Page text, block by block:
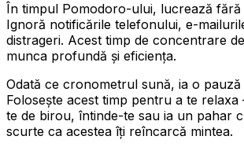
În timpul Pomodoro-ului, lucrează
Ignoră notificările telefonului, e-
distrageri. Acest timp de concentrare
munca profundă și eficiența.
Odată ce cronometrul sună, ia o pauză
Folosește acest timp pentru a te relaxa
te de birou, întinde-te sau ia un pahar
scurte ca acestea îți reîncarcă mintea.